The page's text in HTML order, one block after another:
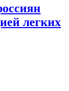
легких